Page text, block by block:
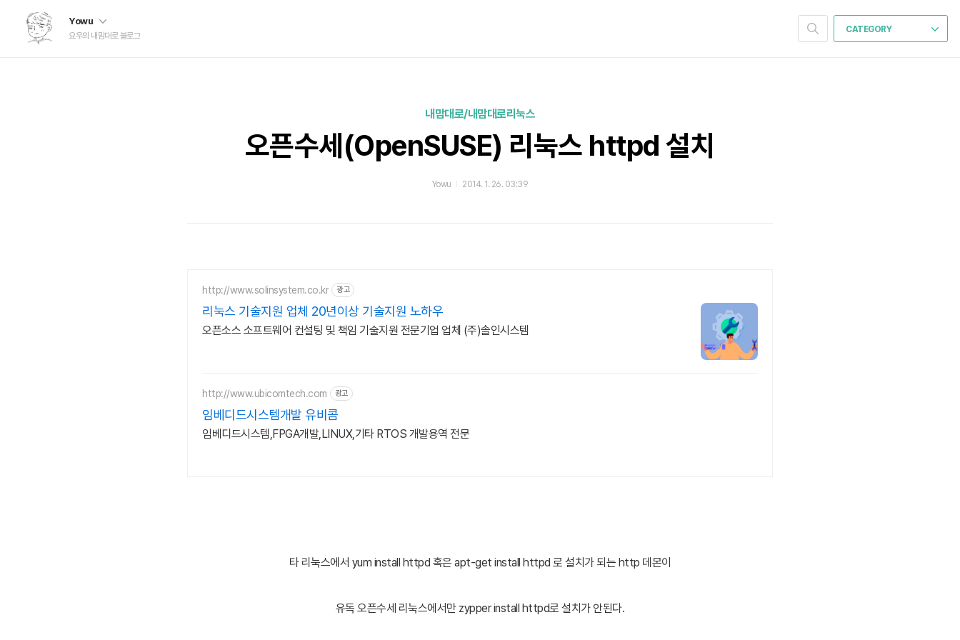
Yowu
요우의 내맘대로 블로그
CATEGORY
내맘대로/내맘대로리눅스
오픈수세(OpenSUSE) 리눅스 httpd 설치
Yowu 2014. 1. 26. 03:39
http://www.solinsystem.co.kr 광고
리눅스 기술지원 업체 20년이상 기술지원 노하우
오픈소스 소프트웨어 컨설팅 및 책임 기술지원 전문기업 업체 (주)솔인시스템
http://www.ubicomtech.com 광고
임베디드시스템개발 유비콤
임베디드시스템,FPGA개발,LINUX,기타 RTOS 개발용역 전문
타 리눅스에서 yum install httpd 혹은 apt-get install httpd 로 설치가 되는 http 데몬이
유독 오픈수세 리눅스에서만 zypper install httpd로 설치가 안된다.